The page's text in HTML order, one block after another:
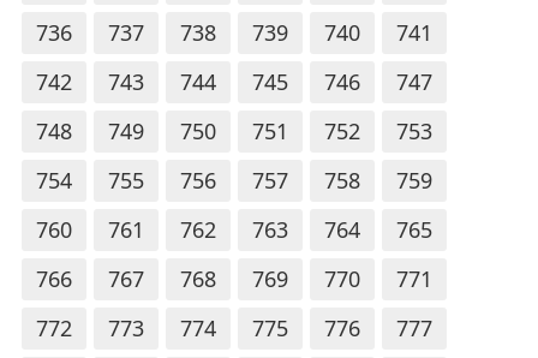
736
737 738 739 740
741
742
743 744 745 746
747
748
749 750 751 752
753
754
755 756 757 758
759
760
761 762 763 764
765
766
767 768 769 770
771
772
773 774 775 776
777